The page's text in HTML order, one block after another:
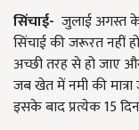
सिंचाई- जुलाई अगस्त
सिंचाई की जरूरत नहीं
अच्छी तरह से हो जाए
जब खेत में नमी की
इसके बाद प्रत्येक 15